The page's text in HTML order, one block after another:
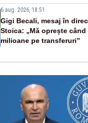
6 aug. 2026, 18:51
Gigi Becali, mesaj în
Stoica: „Mă oprește
milioane pe transferuri”